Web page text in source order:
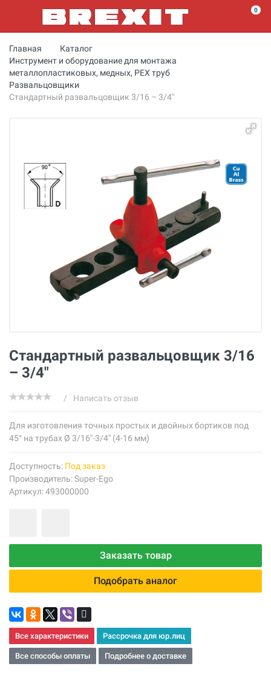
0
Главная
Каталог
Инструмент и оборудование для монтажа
металлопластиковых, медных, PEX труб
Развальцовщики
Стандартный развальцовщик 3/16 – 3/4"
Стандартный развальцовщик 3/16
– 3/4"
/ Написать отзыв
Для изготовления точных простых и двойных бортиков под
45° на трубах Ø 3/16"-3/4" (4-16 мм)
Доступность: Под заказ
Производитель:Super-Ego
Артикул: 493000000
Заказать товар
Подобрать аналог
Все характеристики Рассрочка для юр.лиц
Все способы оплаты Подробнее о доставке